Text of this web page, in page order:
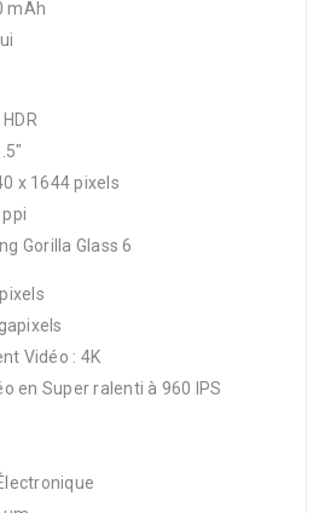
mAh
x 1644 pixels
Gorilla Glass 6
Vidéo : 4K
en Super ralenti à 960 IPS